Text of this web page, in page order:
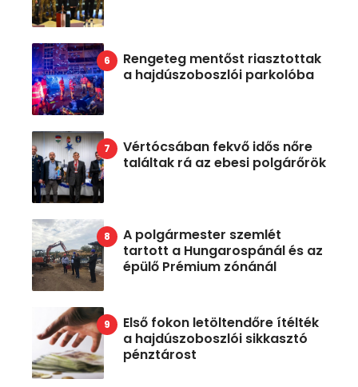
Rengeteg mentőst riasztottak
a hajdúszoboszlói parkolóba
Vértócsában fekvő idős nőre
találtak rá az ebesi polgárőrök
A polgármester szemlét
tartott a Hungarospánál és az
épülő Prémium zónánál
Első fokon letöltendőre ítélték
a hajdúszoboszlói sikkasztó
pénztárost